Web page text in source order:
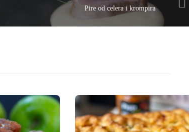
Pire od celera i krompira